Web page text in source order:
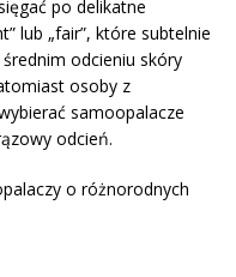
po delikatne
lub „fair”, które subtelnie
odcieniu skóry
osoby z
samoopalacze
odcień.
o różnorodnych